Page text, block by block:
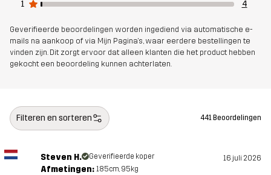
Ontworpen
voor
ALLROUND WANDELEN
1
4
Geverifieerde beoordelingen worden ingediend via automatische e-
mails na aankoop of via Mijn Pagina's, waar eerdere bestellingen te
vinden zijn. Dit zorgt ervoor dat alleen klanten die het product hebben
gekocht een beoordeling kunnen achterlaten.
Filteren en sorteren 441 Beoordelingen
Steven H. Geverifieerde koper 16 juli 2026
Afmetingen: 185cm, 95kg